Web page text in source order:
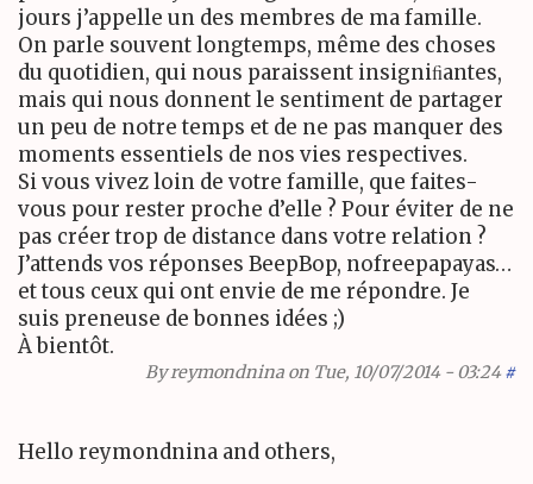
jours j’appelle un des membres de ma famille.
On parle souvent longtemps, même des choses
du quotidien, qui nous paraissent insigniﬁantes,
mais qui nous donnent le sentiment de partager
un peu de notre temps et de ne pas manquer des
moments essentiels de nos vies respectives.
Si vous vivez loin de votre famille, que faites-
vous pour rester proche d’elle ? Pour éviter de ne
pas créer trop de distance dans votre relation ?
J’attends vos réponses BeepBop, nofreepapayas…
et tous ceux qui ont envie de me répondre. Je
suis preneuse de bonnes idées ;)
À bientôt.
Byreymondnina on Tue, 10/07/2014 - 03:24 #
Hello reymondnina and others,